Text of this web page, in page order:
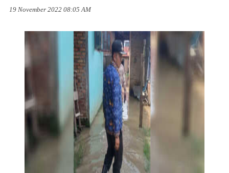
19 November 2022 08:05 AM